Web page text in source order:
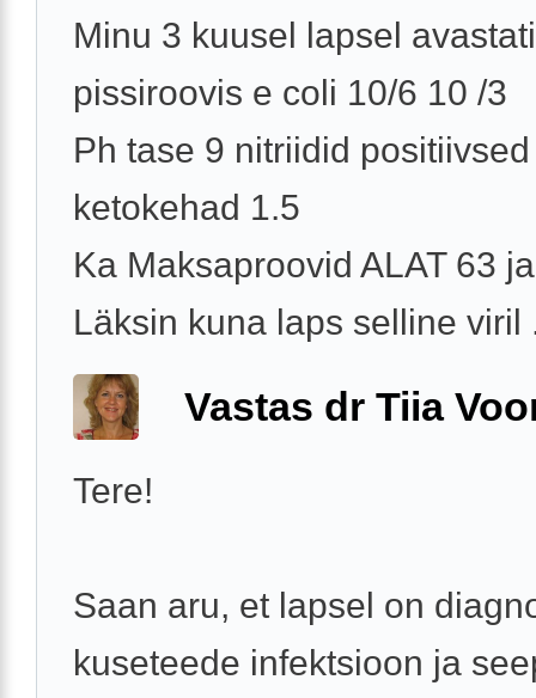
Minu 3 kuusel lapsel avastati
pissiroovis e coli 10/6 10 /3
Ph tase 9 nitriidid positiivsed
ketokehad 1.5
Ka Maksaproovid ALAT 63
Läksin kuna laps selline viril
Vastas dr Tiia
Tere!
Saan aru, et lapsel on
kuseteede infektsioon ja